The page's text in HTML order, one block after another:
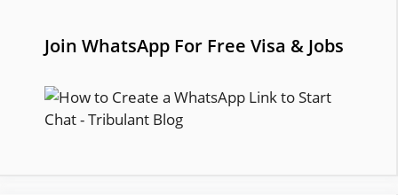
Join WhatsApp For Free Visa & Jobs